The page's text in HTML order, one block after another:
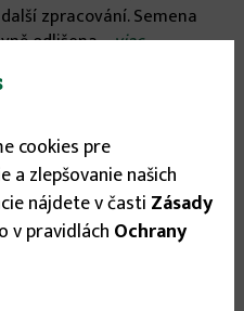
zpracování. Semena
odlišena. ...viac
cookies pre
a zlepšovanie našich
nájdete v časti Zásady
v pravidlách Ochrany